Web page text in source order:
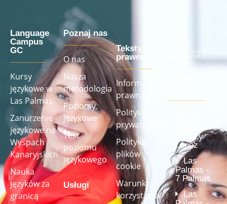
Language
Campus
GC
Kursy
językowe w
Las Palmas
Zanurzenie
językowe na
Wyspach
Kanaryjskich
Nauka
języków za
granicą
Poznaj nas
O nas
Nasza
metodologia
Poziomy
językowe
Test
poziomu
językowego
Usługi
Teksty
prawne
Informacja
prawna
Polityka
prywatności
Polityka
plików
cookie
Warunki
korzystania
Palmas -
Mesa y
López
Las
Palmas -
7 Palmas
Las